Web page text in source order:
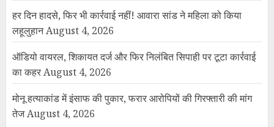
हर दिन हादसे, फिर भी कार्रवाई नहीं! आवारा सांड ने महिला को किया
लहूलुहानAugust 4, 2026
ऑडियो वायरल, शिकायत दर्ज और फिर निलंबित सिपाही पर टूटा कार्रवाई
का कहरAugust 4, 2026
मोनू हत्याकांड में इंसाफ की पुकार, फरार आरोपियों की गिरफ्तारी की मांग
तेजAugust 4, 2026